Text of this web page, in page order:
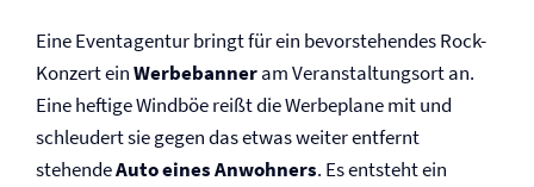
Eine Eventagentur bringt für ein bevorstehendes Rock-
Konzert einWerbebanneram Veranstaltungsort an.
Eine heftige Windböe reißt die Werbeplane mit und
schleudert sie gegen das etwas weiter entfernt
stehendeAuto eines Anwohners. Es entsteht ein